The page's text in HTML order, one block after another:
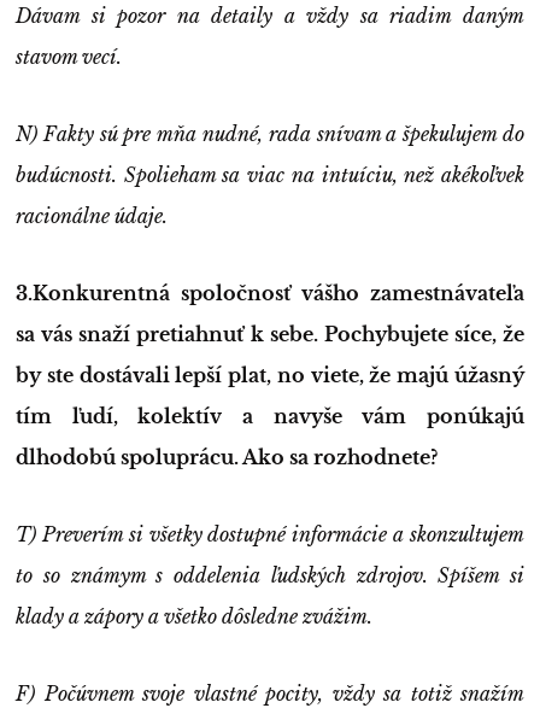
Dávam si pozor na detaily a vždy sa riadim daným
stavom vecí.
N) Fakty sú pre mňa nudné, rada snívam a špekulujem do
budúcnosti. Spolieham sa viac na intuíciu, než akékoľvek
racionálne údaje.
3.Konkurentná spoločnosť vášho zamestnávateľa
sa vás snaží pretiahnuť k sebe. Pochybujete síce, že
by ste dostávali lepší plat, no viete, že majú úžasný
tím ľudí, kolektív a navyše vám ponúkajú
dlhodobú spoluprácu. Ako sa rozhodnete?
T) Preverím si všetky dostupné informácie a skonzultujem
to so známym s oddelenia ľudských zdrojov. Spíšem si
klady a zápory a všetko dôsledne zvážim.
F) Počúvnem svoje vlastné pocity, vždy sa totiž snažím